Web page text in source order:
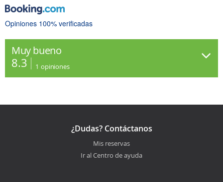
Opiniones 100% verificadas
Muy bueno
8.3 1 opiniones
¿Dudas? Contáctanos
Mis reservas
Ir al Centro de ayuda